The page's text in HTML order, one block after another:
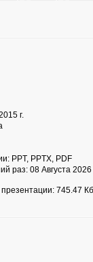
г.
PPT, PPTX, PDF
раз: 08 Августа 2026
745.47 Кб